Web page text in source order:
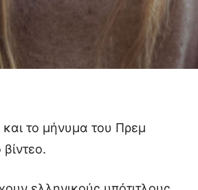
και το μήνυμα του Πρεμ